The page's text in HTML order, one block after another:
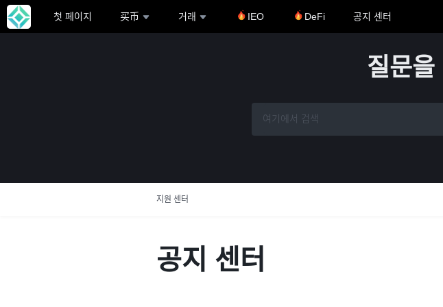
첫 페이지 买币 거래 IEO DeFi 공지 센터
질문을
지원 센터
공지 센터